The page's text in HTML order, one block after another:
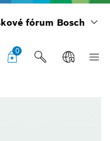
fórum Bosch
0